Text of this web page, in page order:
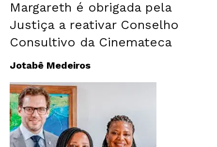
Margareth é obrigada pela
Justiça a reativar Conselho
Consultivo da Cinemateca
Jotabê Medeiros